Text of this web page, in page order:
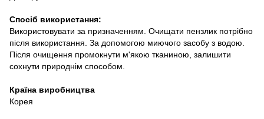
Спосіб використання:
Використовувати за призначенням. Очищати пензлик потрібно
після використання. За допомогою миючого засобу з водою.
Після очищення промокнути м'якою тканиною, залишити
сохнути природнім способом.
Країна виробництва
Корея